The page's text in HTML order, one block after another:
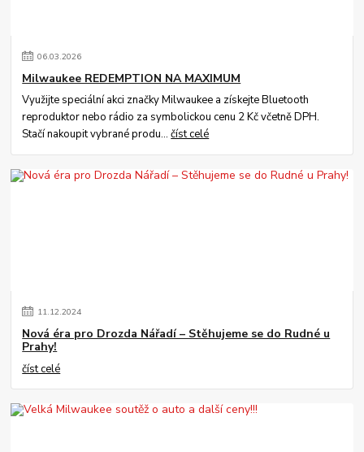
06.03.2026
Milwaukee REDEMPTION NA MAXIMUM
Využijte speciální akci značky Milwaukee a získejte Bluetooth
reproduktor nebo rádio za symbolickou cenu 2 Kč včetně DPH.
Stačí nakoupit vybrané produ...číst celé
11.12.2024
Nová éra pro Drozda Nářadí – Stěhujeme se do Rudné u
Prahy!
číst celé